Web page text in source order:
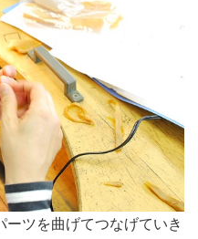
ツを曲げてつなげていき